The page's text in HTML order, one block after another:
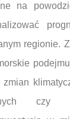
na
regionie.
czy